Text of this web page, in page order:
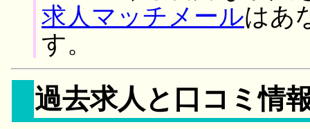
求人マッチメールはあ
す。
過去求人と口コミ情